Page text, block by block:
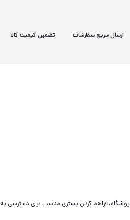
ارسال سریع سفارشات تضمین کیفیت کالا
فراهم کردن بستری مناسب برای دسترسی به